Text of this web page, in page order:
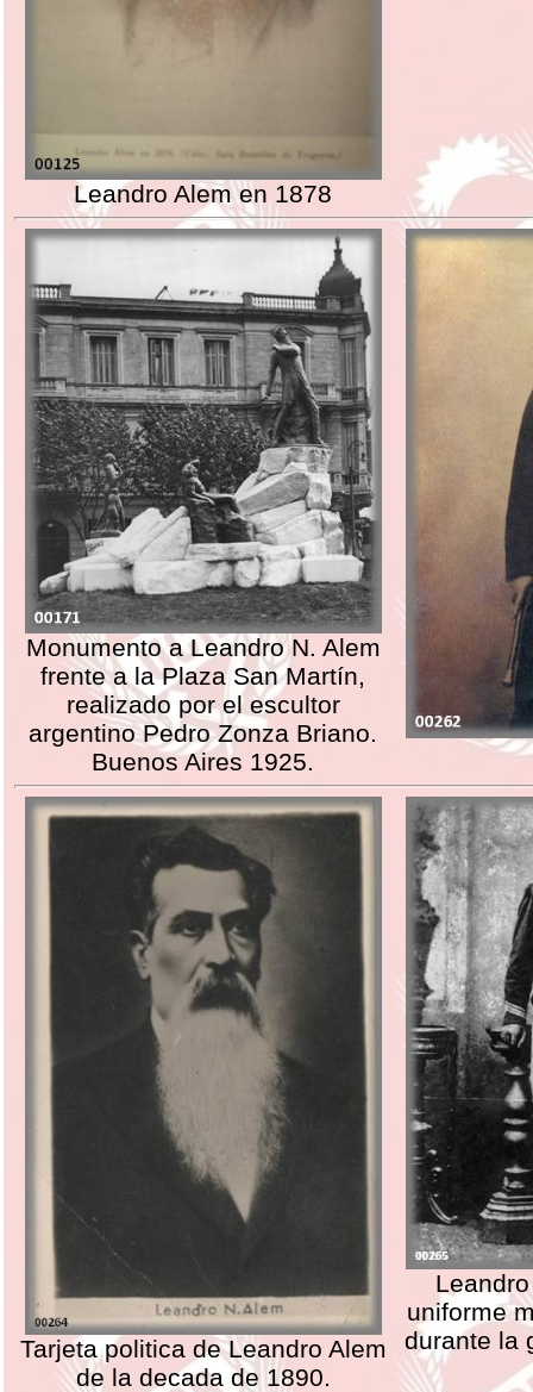
Leandro Alem en 1878
Monumento a Leandro N. Alem
frente a la Plaza San Martín,
realizado por el escultor
argentino Pedro Zonza Briano.
Buenos Aires 1925.
Tarjeta politica de Leandro Alem
de la decada de 1890.
uniforme
durante la